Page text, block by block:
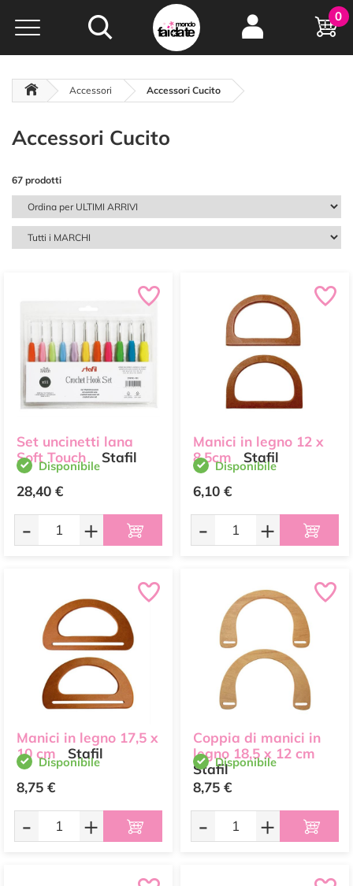
Hobby e
creatività...
oltre 15 anni online
0
Accessori Accessori Cucito
Accessori Cucito
67 prodotti
Set uncinetti lana
Soft Touch
Stafil
Disponibile
28,40 €
- +
Manici in legno 12 x
8,5cm
Stafil
Disponibile
6,10 €
- +
Manici in legno 17,5 x
10 cm
Stafil
Disponibile
8,75 €
- +
Coppia di manici in
legno 18,5 x 12 cm
StafilDisponibile
8,75 €
- +